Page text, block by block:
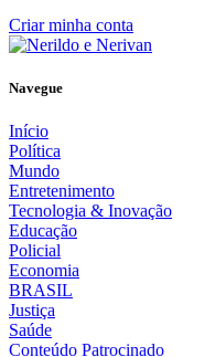
Criar minha conta
Navegue
Início
Política
Mundo
Entretenimento
Tecnologia & Inovação
Educação
Policial
Economia
BRASIL
Justiça
Saúde
Conteúdo Patrocinado